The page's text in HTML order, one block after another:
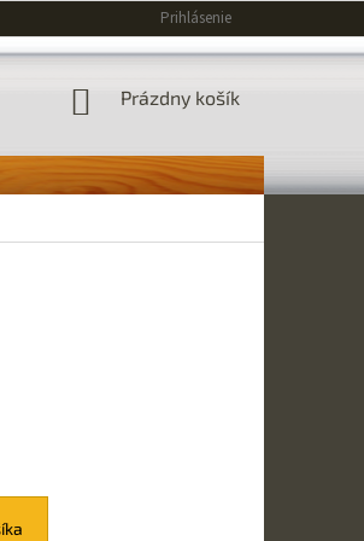
Prihlásenie
NÁKUPNÝ
Prázdny košík